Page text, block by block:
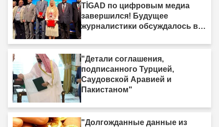
TİGAD по цифровым медиа
завершился! Будущее
журналистики обсуждалось в
"Детали соглашения,
подписанного Турцией,
Саудовской Аравией и
Пакистаном"
"Долгожданные данные из